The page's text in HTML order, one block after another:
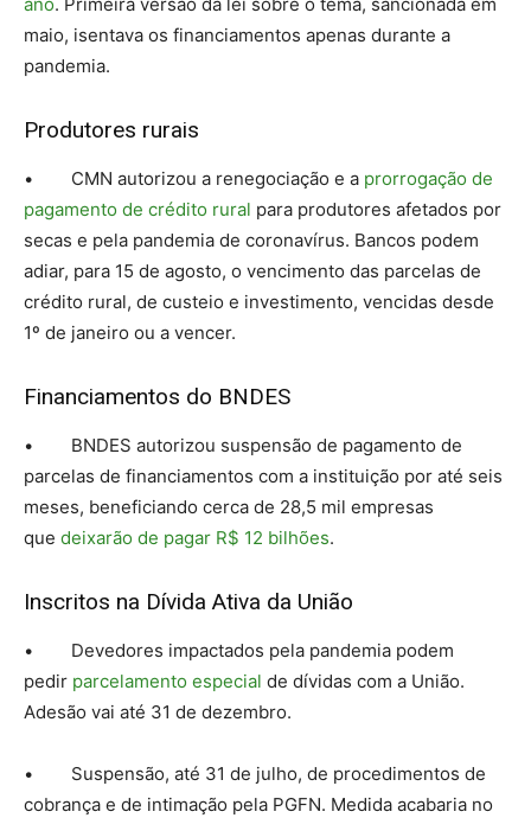
ano. Primeira versão da lei sobre o tema, sancionada em
maio, isentava os financiamentos apenas durante a
pandemia.
Produtores rurais
• CMN autorizou a renegociação e a prorrogação de
pagamento de crédito rural para produtores afetados por
secas e pela pandemia de coronavírus. Bancos podem
adiar, para 15 de agosto, o vencimento das parcelas de
crédito rural, de custeio e investimento, vencidas desde
1º de janeiro ou a vencer.
Financiamentos do BNDES
• BNDES autorizou suspensão de pagamento de
parcelas de financiamentos com a instituição por até seis
meses, beneficiando cerca de 28,5 mil empresas
que deixarão de pagar R$ 12 bilhões.
Inscritos na Dívida Ativa da União
• Devedores impactados pela pandemia podem
pedir parcelamento especial de dívidas com a União.
Adesão vai até 31 de dezembro.
• Suspensão, até 31 de julho, de procedimentos de
cobrança e de intimação pela PGFN. Medida acabaria no